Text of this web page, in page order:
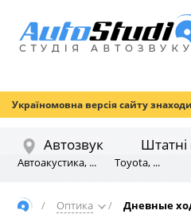
Україномовна версія сайту
Автозвук
Автоакустика, ...
Штатні
Toyota, ...
/ Оптика / Дневные